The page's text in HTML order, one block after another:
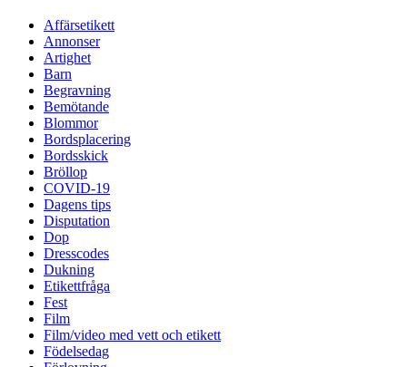
Affärsetikett
Annonser
Artighet
Barn
Begravning
Bemötande
Blommor
Bordsplacering
Bordsskick
Bröllop
COVID-19
Dagens tips
Disputation
Dop
Dresscodes
Dukning
Etikettfråga
Fest
Film
Film/video med vett och etikett
Födelsedag